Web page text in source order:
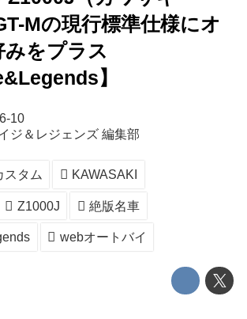
Mの現行標準仕様にオ
みをプラス
】
10
ジ＆レジェンズ 編集部
スタム KAWASAKI
Z1000J 絶版名車
webオートバイ